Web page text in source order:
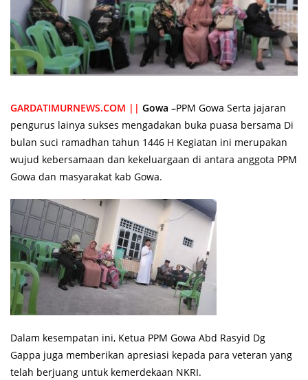
GARDATIMURNEWS.COM || Gowa –PPM Gowa Serta jajaran
pengurus lainya sukses mengadakan buka puasa bersama Di
bulan suci ramadhan tahun 1446 H Kegiatan ini merupakan
wujud kebersamaan dan kekeluargaan di antara anggota PPM
Gowa dan masyarakat kab Gowa.
Dalam kesempatan ini, Ketua PPM Gowa Abd Rasyid Dg
Gappa juga memberikan apresiasi kepada para veteran yang
telah berjuang untuk kemerdekaan NKRI.